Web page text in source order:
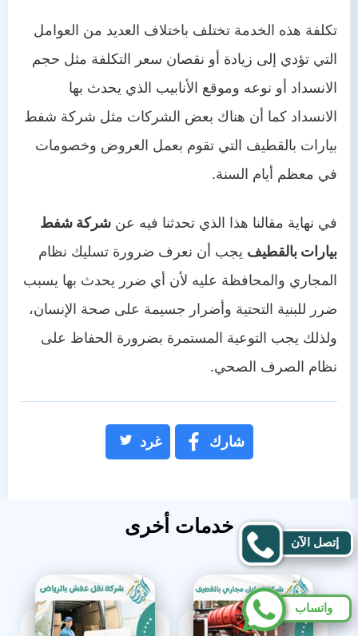
تكلفة هذه الخدمة تختلف باختلاف العديد من العوامل
التي تؤدي إلى زيادة أو نقصان سعر التكلفة مثل حجم
الانسداد أو نوعه وموقع الأنابيب الذي يحدث بها
الانسداد كما أن هناك بعض الشركات مثل شركة شفط
بيارات بالقطيف التي تقوم بعمل العروض وخصومات
في معظم أيام السنة.
في نهاية مقالنا هذا الذي تحدثنا فيه عن شركة شفط
بيارات بالقطيف يجب أن نعرف ضرورة تسليك نظام
المجاري والمحافظة عليه لأن أي ضرر يحدث بها يسبب
ضرر للبنية التحتية وأضرار جسيمة على صحة الإنسان،
ولذلك يجب التوعية المستمرة بضرورة الحفاظ على
نظام الصرف الصحي.
شارك غرد
خدمات أخرى
إتصل الآن
واتساب